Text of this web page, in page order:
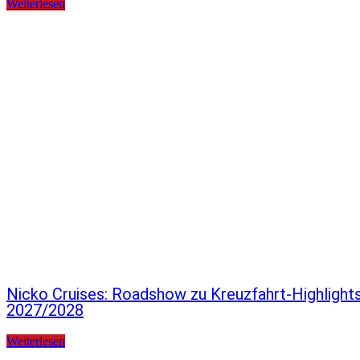
Weiterlesen
Nicko Cruises: Roadshow zu Kreuzfahrt-
2027/2028
Weiterlesen